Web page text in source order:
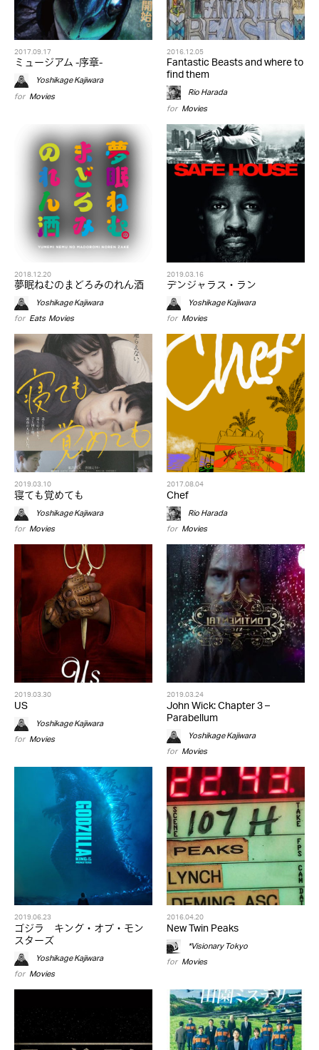
2017.09.17
ミュージアム -序章-
Yoshikage Kajiwara
for Movies
2016.12.05
Fantastic Beasts and where to
find them
Rio Harada
for Movies
2018.12.20
夢眠ねむのまどろみのれん酒
Yoshikage Kajiwara
for Eats,Movies
2019.03.16
デンジャラス・ラン
Yoshikage Kajiwara
for Movies
2019.03.10
寝ても覚めても
Yoshikage Kajiwara
for Movies
2017.08.04
Chef
Rio Harada
for Movies
2019.03.30
US
Yoshikage Kajiwara
for Movies
2019.03.24
John Wick: Chapter 3 –
Parabellum
Yoshikage Kajiwara
for Movies
2019.06.23
ゴジラ キング・オブ・モン
スターズ
Yoshikage Kajiwara
for Movies
2016.04.20
New Twin Peaks
*Visionary Tokyo
for Movies